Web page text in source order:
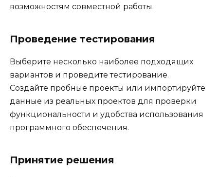
возможностям совместной работы.
Проведение тестирования
Выберите несколько наиболее подходящих
вариантов и проведите тестирование.
Создайте пробные проекты или импортируйте
данные из реальных проектов для проверки
функциональности и удобства использования
программного обеспечения.
Принятие решения